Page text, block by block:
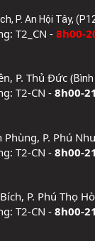
P. An Hội Tây,
T2_CN - 8h00-
P. Thủ Đức (
T2-CN - 8h00-
P. Phú
T2-CN - 8h00-
P. Phú Thọ
T2-CN - 8h00-